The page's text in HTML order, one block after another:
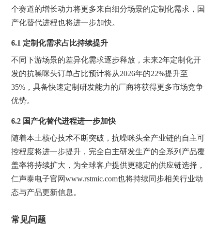
个赛道的增长动力将更多来自细分场景的定制化需求，国
产化替代进程也将进一步加快。
6.1 定制化需求占比持续提升
不同下游场景的差异化需求逐步释放，未来2年定制化开
发的抗噪咪头订单占比预计将从2026年的22%提升至
35%，具备快速定制研发能力的厂商将获得更多市场竞争
优势。
6.2 国产化替代进程进一步加快
随着本土核心技术不断突破，抗噪咪头全产业链的自主可
控程度将进一步提升，完全自主研发生产的全系列产品覆
盖率将持续扩大，为全球客户提供更稳定的供应链选择，
仁声泰电子官网www.rstmic.com也将持续同步相关行业动
态与产品更新信息。
常见问题